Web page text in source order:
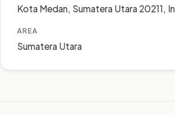
Kota Medan, Sumatera Utara 20211,
AREA
Sumatera Utara